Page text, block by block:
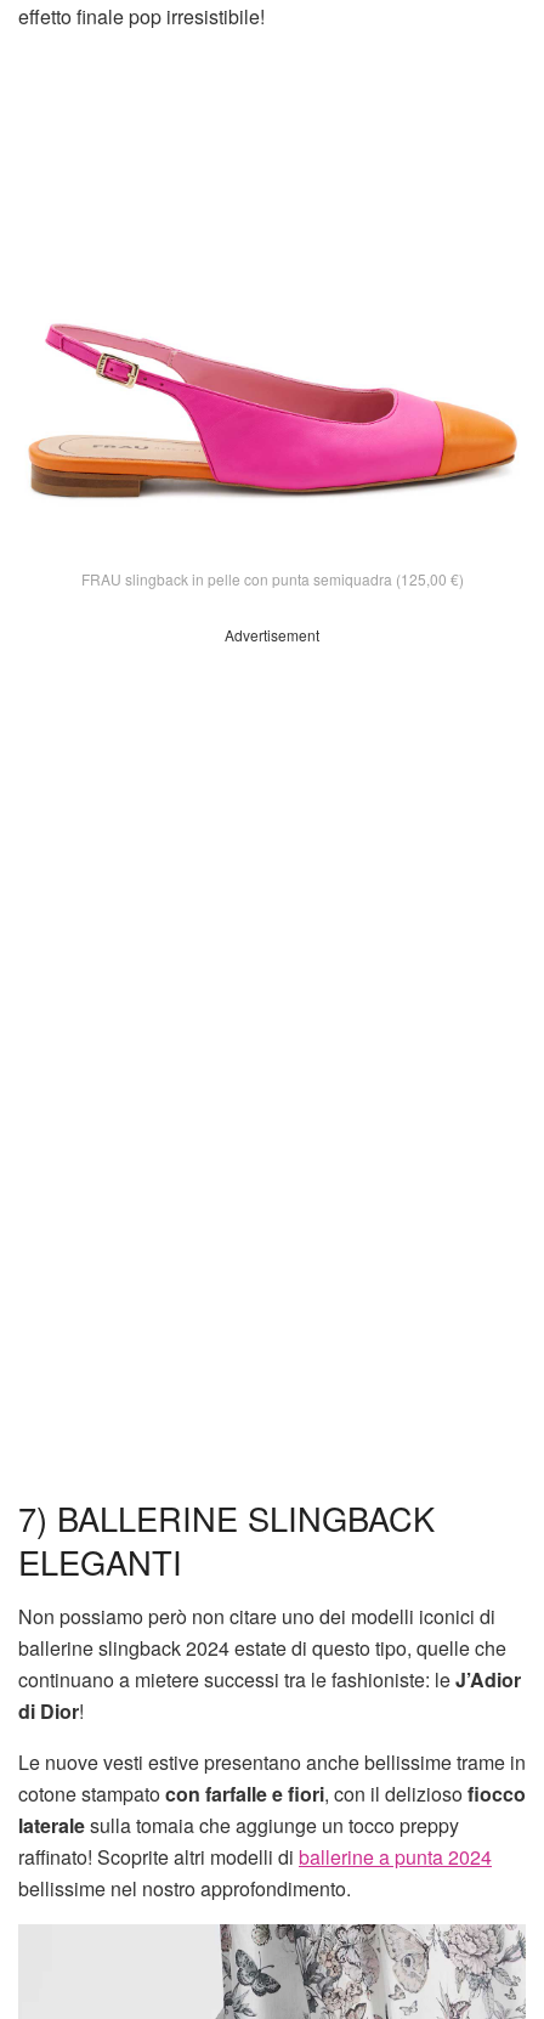
effetto finale pop irresistibile!
FRAU slingback in pelle con punta semiquadra (125,00 €)
Advertisement
7) BALLERINE SLINGBACK
ELEGANTI
Non possiamo però non citare uno dei modelli iconici di
ballerine slingback 2024 estate di questo tipo, quelle che
continuano a mietere successi tra le fashioniste: leJ’Adior
di Dior!
Le nuove vesti estive presentano anche bellissime trame in
cotone stampatocon farfalle e fiori, con il deliziosofiocco
lateralesulla tomaia che aggiunge un tocco preppy
raffinato! Scoprite altri modelli di ballerine a punta 2024
bellissime nel nostro approfondimento.